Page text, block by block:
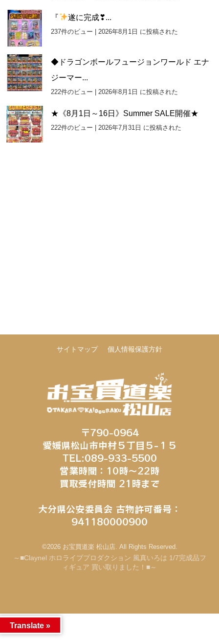
『 遂に完成❣...
237件のビュー | 2026年8月1日 に投稿された
◆ドラゴンボールフュージョンワールド エナ
ジーマー...
222件のビュー | 2026年8月1日 に投稿された
★《8月1日～16日》Summer SALE開催★
222件のビュー | 2026年7月31日 に投稿された
サイトマップ 個人情報保護方針
〒790-0964
愛媛県松山市中村５丁目５−１５
TEL:089-933-5500
営業時間：10時～22時
買取受付時間 21時まで
大分県公安委員会 古物許可番号：
941180000900
©2026 お宝買道楽 松山店. All Rights Reserved.
～■Claynel ホロライブプロダクション 風真いろは 1/7完成品フ
ィギュア 買い取りました！■～
Translate »